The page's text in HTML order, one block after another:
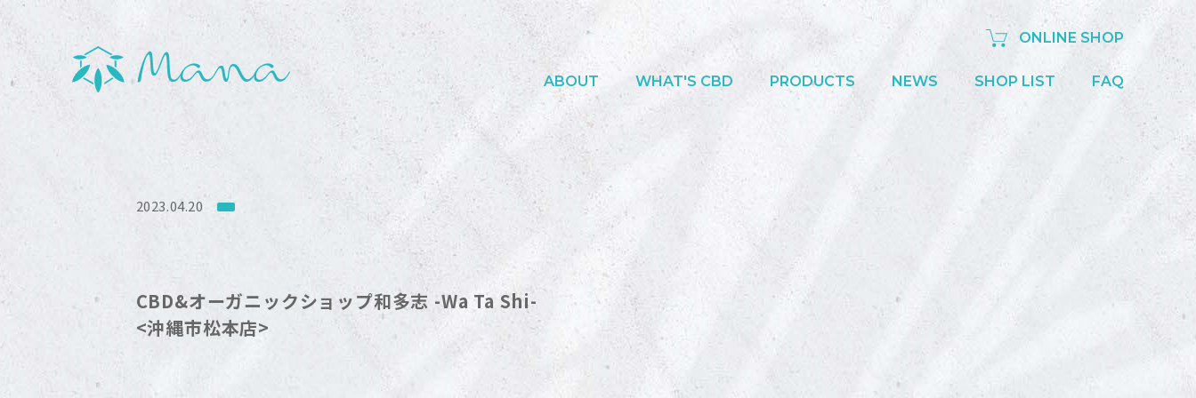
ONLINE SHOP
ABOUT WHAT'S CBD PRODUCTS NEWS SHOP LIST FAQ
CBD&オーガニックショップ和多志 -Wa Ta Shi-
<沖縄市松本店>
2023.04.20